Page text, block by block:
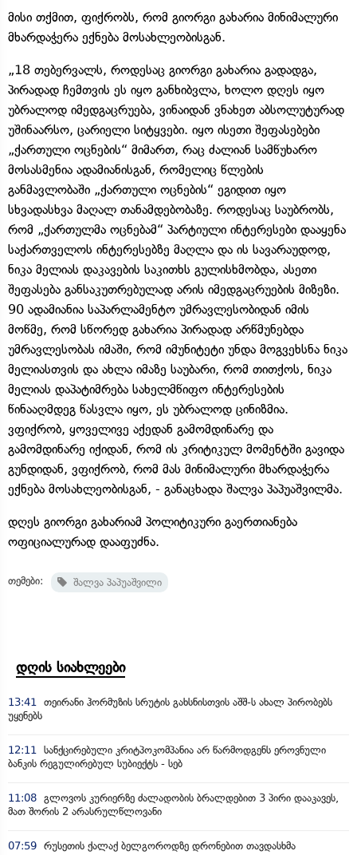
მისი თქმით, ფიქრობს, რომ გიორგი გახარია მინიმალური
მხარდაჭერა ექნება მოსახლეობისგან.
„18 თებერვალს, როდესაც გიორგი გახარია გადადგა,
პირადად ჩემთვის ეს იყო განხიბვლა, ხოლო დღეს იყო
უბრალოდ იმედგაცრუება, ვინაიდან ვნახეთ აბსოლუტურად
უშინაარსო, ცარიელი სიტყვები. იყო ისეთი შეფასებები
„ქართული ოცნების“ მიმართ, რაც ძალიან სამწუხარო
მოსასმენია ადამიანისგან, რომელიც წლების
განმავლობაში „ქართული ოცნების“ ეგიდით იყო
სხვადასხვა მაღალ თანამდებობაზე. როდესაც საუბრობს,
რომ „ქართულმა ოცნებამ“ პარტიული ინტერესები დააყენა
საქართველოს ინტერესებზე მაღლა და ის სავარაუდოდ,
ნიკა მელიას დაკავების საკითხს გულისხმობდა, ასეთი
შეფასება განსაკუთრებულად არის იმედგაცრუების მიზეზი.
90 ადამიანია საპარლამენტო უმრავლესობიდან იმის
მოწმე, რომ სწორედ გახარია პირადად არწმუნებდა
უმრავლესობას იმაში, რომ იმუნიტეტი უნდა მოგვეხსნა ნიკა
მელიასთვის და ახლა იმაზე საუბარი, რომ თითქოს, ნიკა
მელიას დაპატიმრება სახელმწიფო ინტერესების
წინააღმდეგ წასვლა იყო, ეს უბრალოდ ცინიზმია.
ვფიქრობ, ყოველივე აქედან გამომდინარე და
გამომდინარე იქიდან, რომ ის კრიტიკულ მომენტში გავიდა
გუნდიდან, ვფიქრობ, რომ მას მინიმალური მხარდაჭერა
ექნება მოსახლეობისგან, - განაცხადა შალვა პაპუაშვილმა.
დღეს გიორგი გახარიამ პოლიტიკური გაერთიანება
ოფიციალურად დააფუძნა.
თემები: შალვა პაპუაშვილი
დღის სიახლეები
13:41 თეირანი ჰორმუზის სრუტის გახსნისთვის აშშ-ს ახალ პირობებს
უყენებს
12:11 სანქცირებული კრიტპოკომპანია არ წარმოდგენს ეროვნული
ბანკის რეგულირებულ სუბიექტს - სებ
11:08 გლოვოს კურიერზე ძალადობის ბრალდებით 3 პირი დააკავეს,
მათ შორის 2 არასრულწლოვანი
07:59 რუსეთის ქალაქ ბელგოროდზე დრონებით თავდასხმა